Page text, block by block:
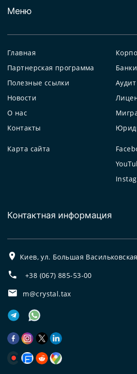
Меню
Главная
Партнерская программа
Полезные ссылки
Новости
О нас
Контакты
Карта сайта
Контактная информация
Киев, ул. Большая
+38 (067) 885-53-00
m@crystal.tax